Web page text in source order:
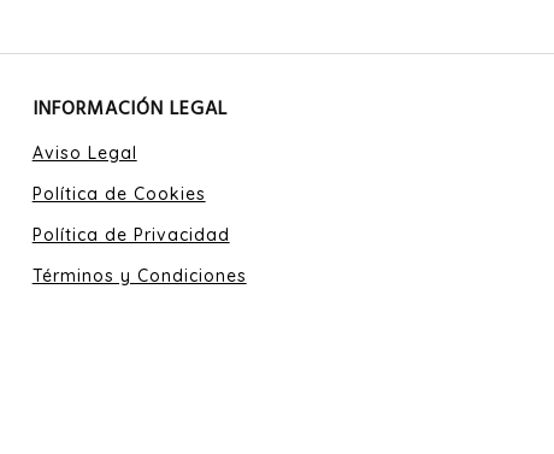
INFORMACIÓN LEGAL
Aviso Legal
Política de Cookies
Política de Privacidad
Términos y Condiciones